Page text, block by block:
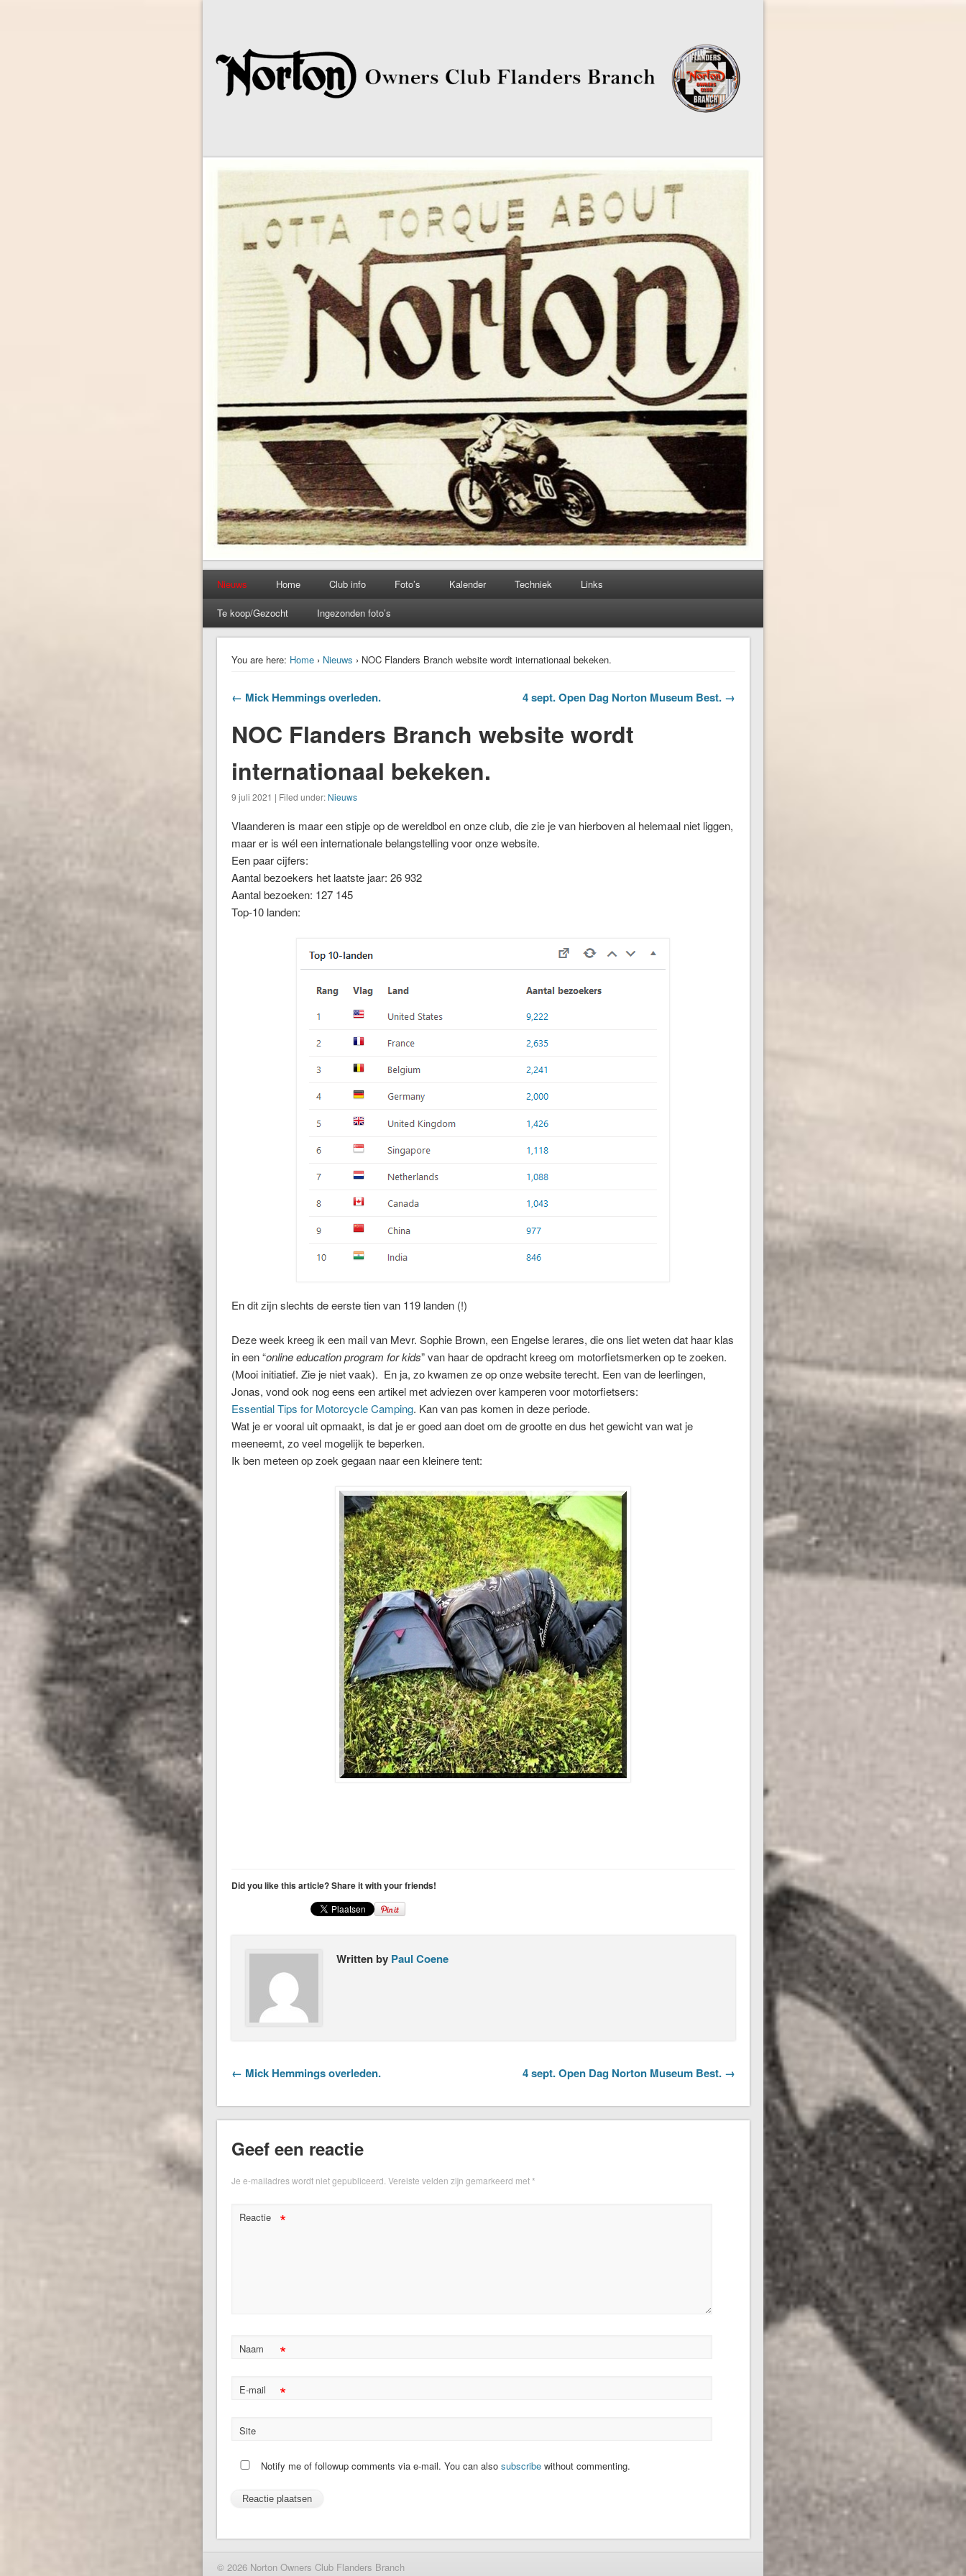
Norton Owners Club Flanders Branch
Nieuws Home Club info Foto’s Kalender Techniek Links
Te koop/Gezocht Ingezonden foto’s
You are here: Home› Nieuws › NOC Flanders Branch website wordt internationaal bekeken.
← Mick Hemmings overleden. 4 sept. Open Dag Norton Museum Best. →
NOC Flanders Branch website wordt
internationaal bekeken.
9 juli 2021 | Filed under: Nieuws
Vlaanderen is maar een stipje op de wereldbol en onze club, die zie je van hierboven al helemaal niet liggen,
maar er is wél een internationale belangstelling voor onze website.
Een paar cijfers:
Aantal bezoekers het laatste jaar: 26 932
Aantal bezoeken: 127 145
Top-10 landen:
En dit zijn slechts de eerste tien van 119 landen (!)
Deze week kreeg ik een mail van Mevr. Sophie Brown, een Engelse lerares, die ons liet weten dat haar klas
in een “online education program for kids” van haar de opdracht kreeg om motorfietsmerken op te zoeken.
(Mooi initiatief. Zie je niet vaak). En ja, zo kwamen ze op onze website terecht. Een van de leerlingen,
Jonas, vond ook nog eens een artikel met adviezen over kamperen voor motorfietsers:
Essential Tips for Motorcycle Camping. Kan van pas komen in deze periode.
Wat je er vooral uit opmaakt, is dat je er goed aan doet om de grootte en dus het gewicht van wat je
meeneemt, zo veel mogelijk te beperken.
Ik ben meteen op zoek gegaan naar een kleinere tent:
Did you like this article? Share it with your friends!
Written by Paul Coene
← Mick Hemmings overleden. 4 sept. Open Dag Norton Museum Best. →
Geef een reactie
Je e-mailadres wordt niet gepubliceerd. Vereiste velden zijn gemarkeerd met*
Reactie *
Naam *
E-mail *
Site
Notify me of followup comments via e-mail. You can also subscribewithout commenting.
© 2026 Norton Owners Club Flanders Branch